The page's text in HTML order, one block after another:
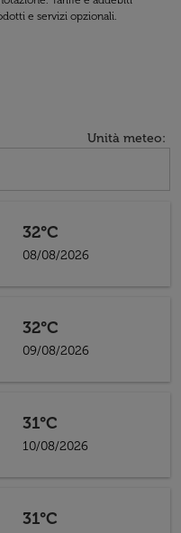
e servizi opzionali.
Unità meteo:
32°C
08/08/2026
32°C
09/08/2026
31°C
10/08/2026
31°C